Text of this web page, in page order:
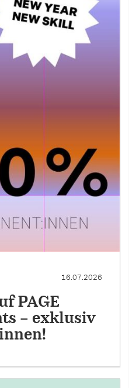
16.07.2026
PAGE
– exklusiv